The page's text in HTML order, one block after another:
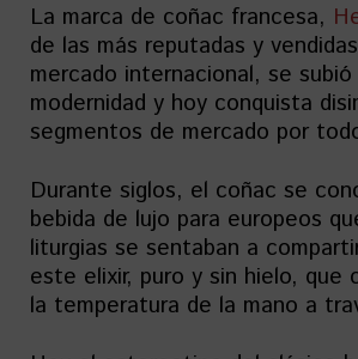
La marca de coñac francesa,
de las más reputadas y
mercado internacional, se
modernidad y hoy conquista
segmentos de mercado por
Durante siglos, el coñac se
bebida de lujo para europeos
liturgias se sentaban a
este elixir, puro y sin hielo, que
la temperatura de la mano a